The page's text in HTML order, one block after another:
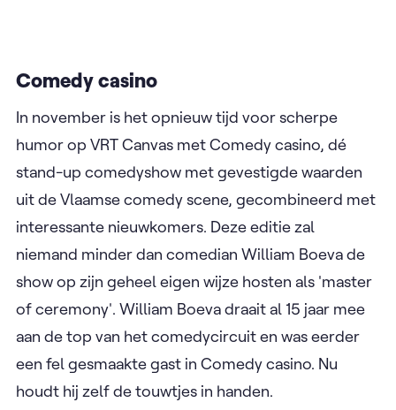
schetsen van overleven in oorlogstijd, waarin
moed, creativiteit en solidariteit centraal staan.
Later dit najaar
Comedy casino
In november is het opnieuw tijd voor scherpe
humor op VRT Canvas met Comedy casino, dé
stand-up comedyshow met gevestigde waarden
uit de Vlaamse comedy scene, gecombineerd met